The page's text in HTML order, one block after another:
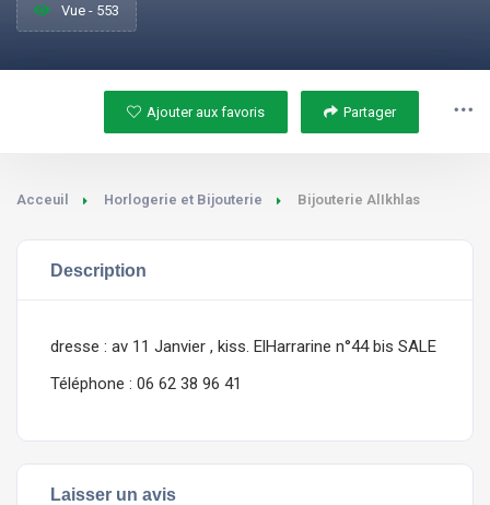
Vue - 553
Ajouter aux favoris Partager
Acceuil Horlogerie et Bijouterie Bijouterie AlIkhlas
Description
dresse : av 11 Janvier , kiss. ElHarrarine n°44 bis SALE
Téléphone : 06 62 38 96 41
Laisser un avis